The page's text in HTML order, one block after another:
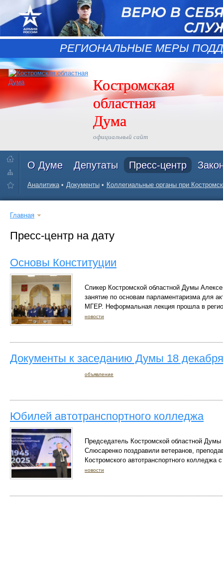
РЕГИОНАЛЬНЫЕ МЕРЫ
Костромская
областная
Дума
официальный сайт
О Думе Депутаты Пресс-центр
Аналитика Документы Коллегиальные органы при
Главная
Пресс-центр на дату
Основы Конституции
Спикер Костромской областной Думы
занятие по основам парламентаризма для
МГЕР. Неформальная лекция прошла в
новости
Документы к заседанию Думы 18
объявление
Юбилей автотранспортного колледжа
Председатель Костромской областной
Слюсаренко поздравили ветеранов,
Костромского автотранспортного колледжа
новости